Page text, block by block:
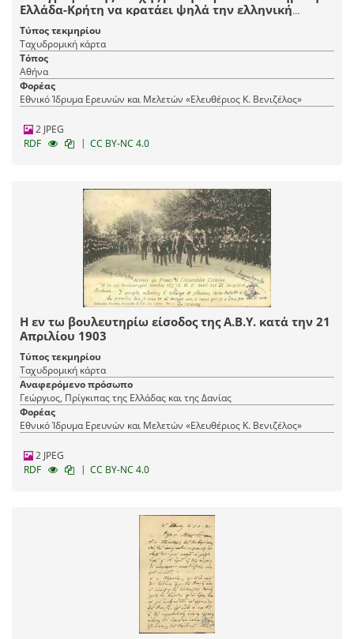
Ελλάδα-Κρήτη να κρατάει ψηλά την ελληνική
σημαία και κάτω την τουρκική, στο Φάρο των
Χανίων
Τύπος τεκμηρίου
Ταχυδρομική κάρτα
Τόπος
Αθήνα
Φορέας
Εθνικό Ίδρυμα Ερευνών και Μελετών «Ελευθέριος Κ. Βενιζέλος»
2 JPEG
RDF
| CC BY-NC 4.0
Η εν τω βουλευτηρίω είσοδος της Α.Β.Υ. κατά την 21
Απριλίου 1903
Τύπος τεκμηρίου
Ταχυδρομική κάρτα
Αναφερόμενο πρόσωπο
Γεώργιος, Πρίγκιπας της Ελλάδας και της Δανίας
Φορέας
Εθνικό Ίδρυμα Ερευνών και Μελετών «Ελευθέριος Κ. Βενιζέλος»
2 JPEG
RDF
| CC BY-NC 4.0